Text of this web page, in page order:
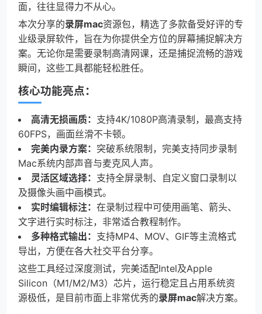
面，往往显得力不从心。
本次分享的录屏mac资源包，精选了多款备受好评的专
业级录屏软件，旨在为你提供全方位的屏幕捕捉解决方
案。无论你是需要录制高清网课，还是捕捉流畅的游戏
瞬间，这些工具都能轻松胜任。
核心功能亮点：
高清无损画质： 支持4K/1080P高清录制，最高支持
60FPS，画面丝滑不卡顿。
完美内录方案： 突破系统限制，完美支持同步录制
Mac系统内部声音与麦克风人声。
灵活区域选择： 支持全屏录制、自定义窗口录制以
及摄像头画中画模式。
实时编辑标注： 在录制过程中可使用画笔、箭头、
文字进行实时标注，非常适合教程制作。
多种格式输出： 支持MP4、MOV、GIF等主流格式
导出，方便在各大社交平台分享。
这些工具经过深度测试，完美适配Intel及Apple
Silicon（M1/M2/M3）芯片，运行稳定且占用系统资
源极低，是目前市面上非常优秀的录屏mac解决方案。